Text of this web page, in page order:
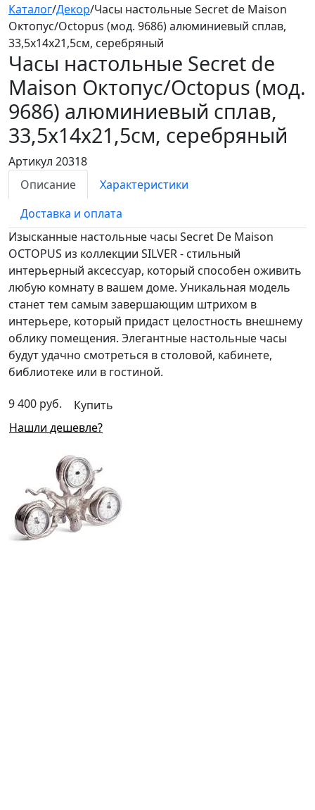
Каталог/Декор/Часы настольные Secret de Maison
Октопус/Octopus (мод. 9686) алюминиевый сплав,
33,5х14х21,5см, серебряный
Часы настольные Secret de
Maison Октопус/Octopus (мод.
9686) алюминиевый сплав,
33,5х14х21,5см, серебряный
Артикул 20318
Описание
Характеристики
Доставка и оплата
Изысканные настольные часы Secret De Maison
OCTOPUS из коллекции SILVER - стильный
интерьерный аксессуар, который способен оживить
любую комнату в вашем доме. Уникальная модель
станет тем самым завершающим штрихом в
интерьере, который придаст целостность внешнему
облику помещения. Элегантные настольные часы
будут удачно смотреться в столовой, кабинете,
библиотеке или в гостиной.
9 400 руб.
Купить
Нашли дешевле?